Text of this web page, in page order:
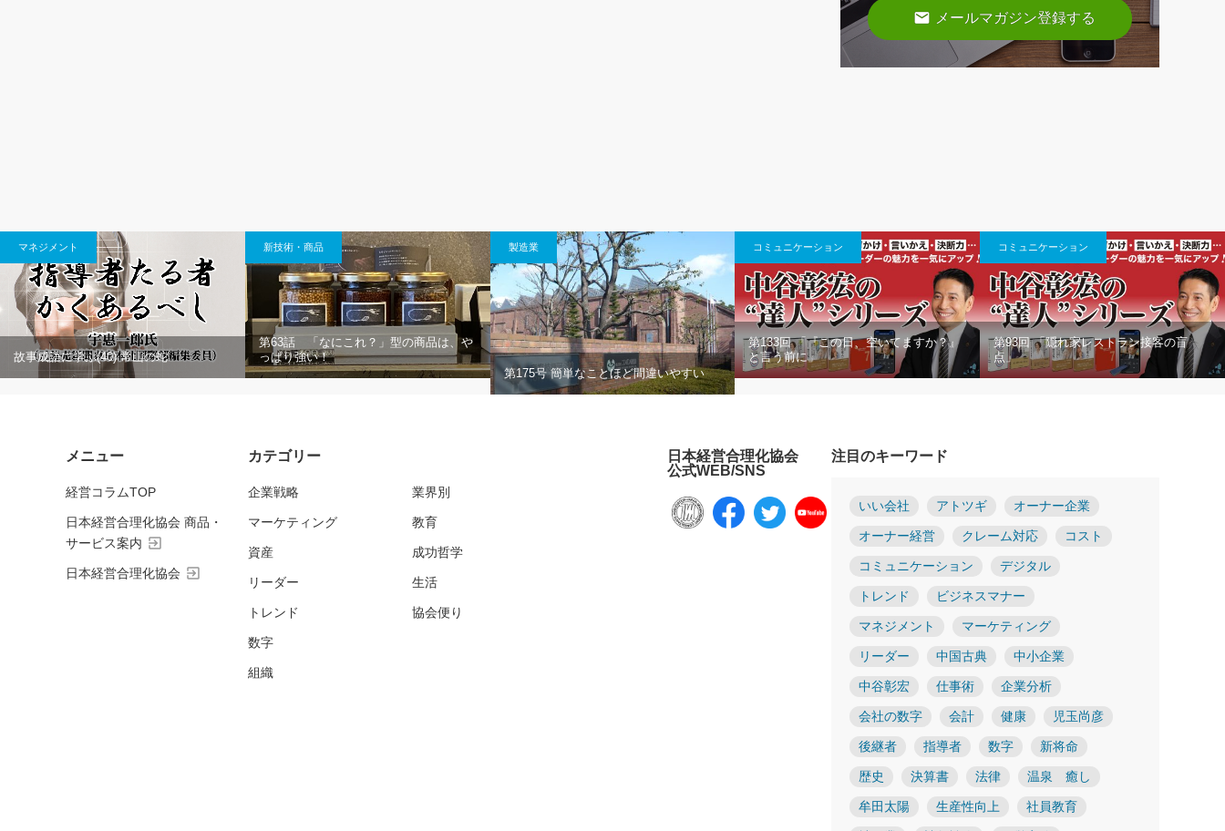
email メールマガジン登録する
マネジメント
故事成語に学ぶ(40) 常山の蛇
新技術・商品
第63話 「なにこれ？」型の商品は、や
っぱり強い！
製造業
第175号 簡単なことほど間違いやすい
コミュニケーション
第133回 「『この日、空いてますか？』
と言う前に」
コミュニケーション
第93回 「隠れ家レストラン接客の盲
点」
注目のキーワード
いい会社 アトツギ オーナー企業
オーナー経営 クレーム対応 コスト
コミュニケーション デジタル
トレンド ビジネスマナー
マネジメント マーケティング
リーダー 中国古典 中小企業
中谷彰宏 仕事術 企業分析
会社の数字 会計 健康 児玉尚彦
後継者 指導者 数字 新将命
歴史 決算書 法律 温泉 癒し
牟田太陽 生産性向上 社員教育
日本経営合理化協会
公式WEB/SNS
メニュー
経営コラムTOP
日本経営合理化協会 商品・
サービス案内 exit_to_app
日本経営合理化協会 exit_to_app
カテゴリー
企業戦略
マーケティング
資産
リーダー
トレンド
数字
組織
業界別
教育
成功哲学
生活
協会便り